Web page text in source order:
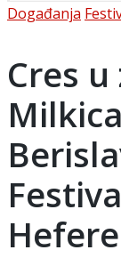
Posted
Događanja
Cres